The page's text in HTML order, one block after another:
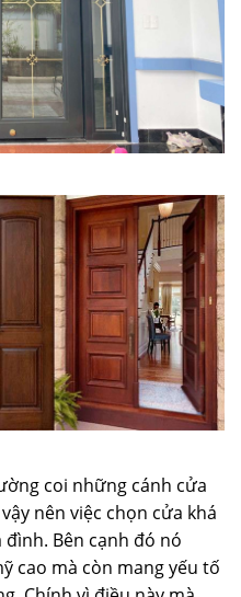
coi những cánh cửa
nên việc chọn cửa khá
Bên cạnh đó nó
cao mà còn mang yếu tố